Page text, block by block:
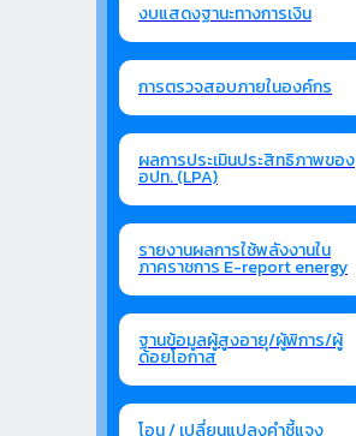
งบแสดงฐานะทางการเงิน
การตรวจสอบภายในองค์กร
ผลการประเมินประสิทธิภาพของ
อปท. (LPA)
รายงานผลการใช้พลังงานใน
ภาคราชการ E-report energy
ฐานข้อมูลผู้สูงอายุ/ผู้พิการ/ผู้
ด้อยโอกาส
โอน / เปลี่ยนแปลงคำชี้แจง